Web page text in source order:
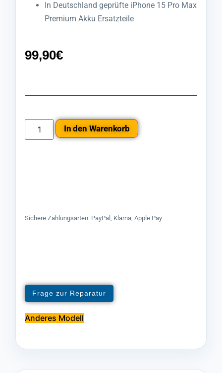
In Deutschland geprüfte iPhone 15 Pro Max
Premium Akku Ersatzteile
99,90€
In den Warenkorb
Sichere Zahlungsarten: PayPal, Klarna, Apple Pay
Frage zur Reparatur
Anderes Modell